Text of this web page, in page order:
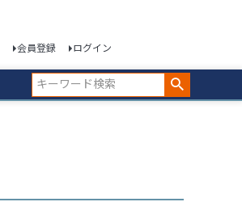
会員登録 ログイン